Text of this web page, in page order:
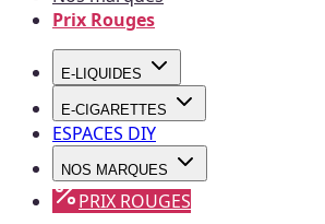
Prix Rouges
E-LIQUIDES
E-CIGARETTES
ESPACES DIY
NOS MARQUES
PRIX ROUGES